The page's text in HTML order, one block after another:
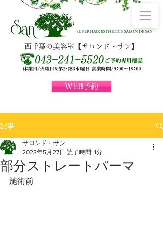
WEB予約
西千葉の美容室【サロンド・サン】
記事
部分ストレートパーマ
サロンド・サン
2023年5月27日 読了時間: 1分
施術前